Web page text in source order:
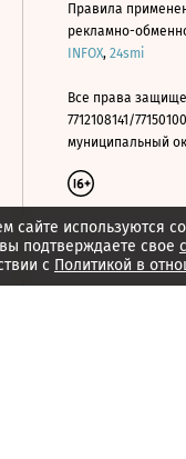
сайте используются
подтверждаете свое
с Политикой в
Правила
рекламно-
INFOX, 24smi
Все права
7712108141/
муниципальный